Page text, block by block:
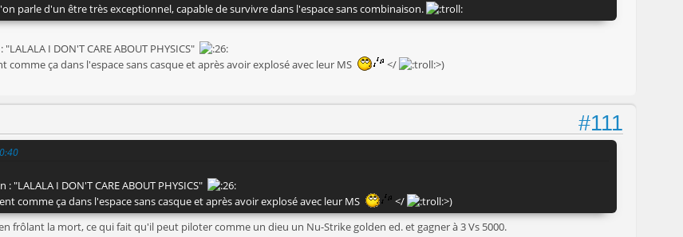
parle d'un être très exceptionnel, capable de survivre dans l'espace sans combinaison.
I DON'T CARE ABOUT PHYSICS"
comme ça dans l'espace sans casque et après avoir explosé avec leur MS </ >)
#111
I DON'T CARE ABOUT PHYSICS"
comme ça dans l'espace sans casque et après avoir explosé avec leur MS </
>)
frôlant la mort, ce qui fait qu'il peut piloter comme un dieu un Nu-Strike golden ed. et gagner à 3 Vs 5000.